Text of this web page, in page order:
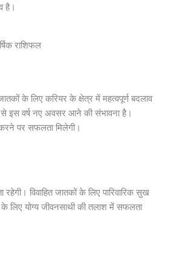
है।
राशिफल
के लिए करियर के क्षेत्र में महत्वपूर्ण बदलाव
इस वर्ष नए अवसर आने की संभावना है।
पर सफलता मिलेगी।
विवाहित जातकों के लिए पारिवारिक सुख
के लिए योग्य जीवनसाथी की तलाश में सफलता